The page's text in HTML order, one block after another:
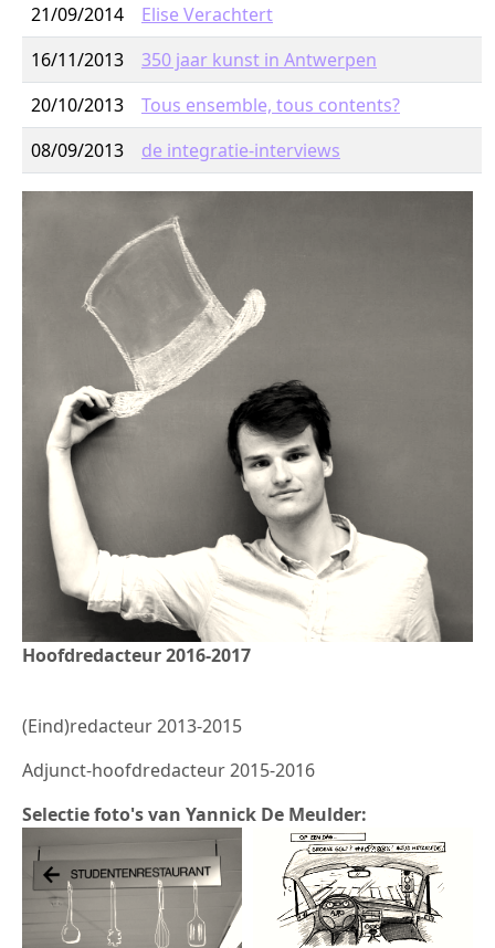
21/09/2014
Elise Verachtert
16/11/2013
350 jaar kunst in Antwerpen
20/10/2013
Tous ensemble, tous contents?
08/09/2013
de integratie-interviews
Hoofdredacteur 2016-2017
(Eind)redacteur 2013-2015
Adjunct-hoofdredacteur 2015-2016
Selectie foto's van Yannick De Meulder: